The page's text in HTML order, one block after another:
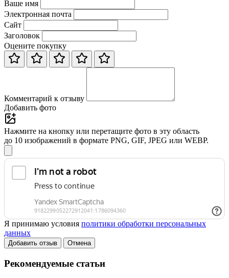
Ваше имя
Электронная почта
Сайт
Заголовок
Оцените покупку
Комментарий к отзыву
Добавить фото
Нажмите на кнопку или перетащите фото в эту область
до 10 изображений в формате PNG, GIF, JPEG или WEBP.
Я принимаю условия политики обработки персональных
данных
Добавить отзыв Отмена
Рекомендуемые статьи